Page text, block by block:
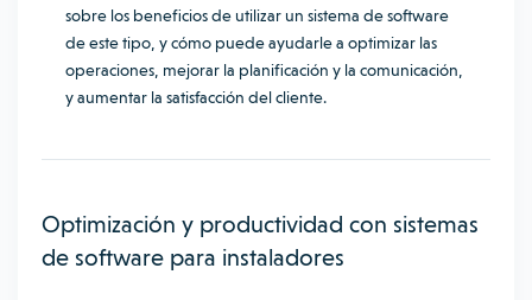
sobre los beneficios de utilizar un sistema de software
de este tipo, y cómo puede ayudarle a optimizar las
operaciones, mejorar la planificación y la comunicación,
y aumentar la satisfacción del cliente.
Optimización y productividad con sistemas
de software para instaladores